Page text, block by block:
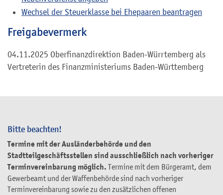
Bitte beachten!
Termine mit der Ausländerbehörde und den
Stadtteilgeschäftsstellen sind ausschließlich nach vorheriger
Terminvereinbarung möglich. Termine mit dem Bürgeramt, dem
Gewerbeamt und der Waffenbehörde sind nach vorheriger
Terminvereinbarung sowie zu den zusätzlichen offenen
Wechsel der Steuerklasse bei Ehepaaren beantragen
Freigabevermerk
04.11.2025 Oberfinanzdirektion Baden-Würrtemberg als
Vertreterin des Finanzministeriums Baden-Württemberg